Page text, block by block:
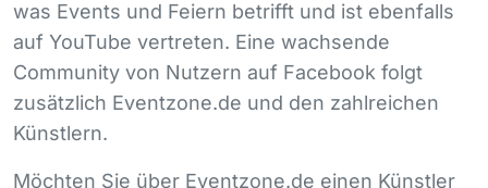
was Events und Feiern betrifft und ist ebenfalls
auf YouTube vertreten. Eine wachsende
Community von Nutzern auf Facebook folgt
zusätzlich Eventzone.de und den zahlreichen
Künstlern.
Möchten Sie über Eventzone.de einen Künstler